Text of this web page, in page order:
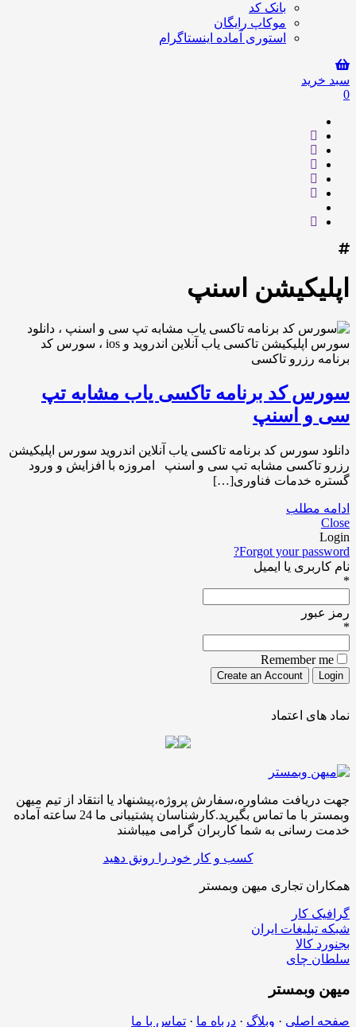
بانک کد
موکاپ رایگان
استوری آماده اینستاگرام
سبد خرید
0
اپلیکیشن اسنپ
سورس کد برنامه تاکسی یاب مشابه تپ
سی و اسنپ
دانلود سورس کد برنامه تاکسی یاب آنلاین اندروید سورس اپلیکیشن
رزرو تاکسی مشابه تپ سی و اسنپ امروزه با افزایش و ورود
گستره خدمات فناوری[…]
ادامه مطلب
Close
Login
Forgot your password?
نام کاربری یا ایمیل
*
رمز عبور
*
Remember me
نماد های اعتماد
جهت دریافت مشاوره،سفارش پروژه،پیشنهاد یا انتقاد از تیم میهن
وبمستر با ما تماس بگیرید.کارشناسان پشتیبانی ما 24 ساعته آماده
خدمت رسانی به شما کاربران گرامی میباشند
کسب و کار خود را رونق دهید
همکاران تجاری میهن وبمستر
گرافیک کار
شبکه تبلیغات ایران
بجنورد کالا
سلطان چای
میهن وبمستر
صفحه اصلی · وبلاگ · درباه ما · تماس با ما